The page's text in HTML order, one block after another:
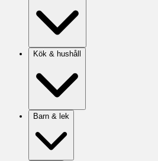
Kök & hushåll
Barn & lek